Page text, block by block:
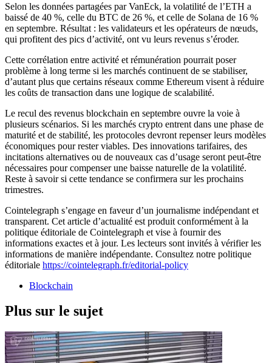
Selon les données partagées par VanEck, la volatilité de l’ETH a
baissé de 40 %, celle du BTC de 26 %, et celle de Solana de 16 %
en septembre. Résultat : les validateurs et les opérateurs de nœuds,
qui profitent des pics d’activité, ont vu leurs revenus s’éroder.
Cette corrélation entre activité et rémunération pourrait poser
problème à long terme si les marchés continuent de se stabiliser,
d’autant plus que certains réseaux comme Ethereum visent à réduire
les coûts de transaction dans une logique de scalabilité.
Le recul des revenus blockchain en septembre ouvre la voie à
plusieurs scénarios. Si les marchés crypto entrent dans une phase de
maturité et de stabilité, les protocoles devront repenser leurs modèles
économiques pour rester viables. Des innovations tarifaires, des
incitations alternatives ou de nouveaux cas d’usage seront peut-être
nécessaires pour compenser une baisse naturelle de la volatilité.
Reste à savoir si cette tendance se confirmera sur les prochains
trimestres.
Cointelegraph s’engage en faveur d’un journalisme indépendant et
transparent. Cet article d’actualité est produit conformément à la
politique éditoriale de Cointelegraph et vise à fournir des
informations exactes et à jour. Les lecteurs sont invités à vérifier les
informations de manière indépendante. Consultez notre politique
éditoriale https://cointelegraph.fr/editorial-policy
Blockchain
Plus sur le sujet